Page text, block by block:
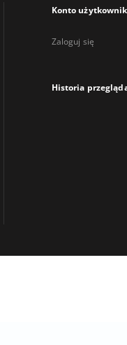
Konto
Zaloguj się
Historia